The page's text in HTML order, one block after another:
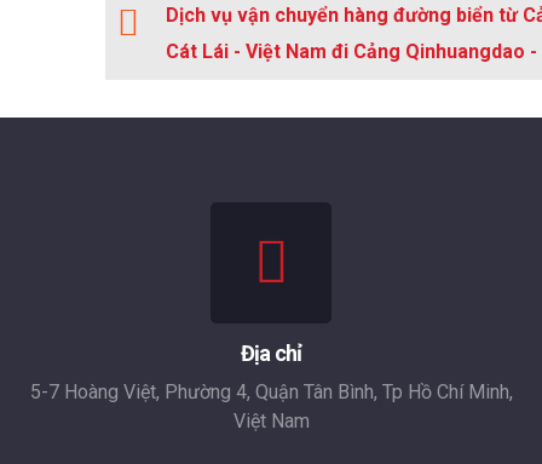
Dịch vụ vận chuyển hàng đường biển từ
Cát Lái - Việt Nam đi Cảng Qinhuangdao -
Địa chỉ
5-7 Hoàng Việt, Phường 4, Quận Tân Bình, Tp Hồ Chí Minh,
Việt Nam